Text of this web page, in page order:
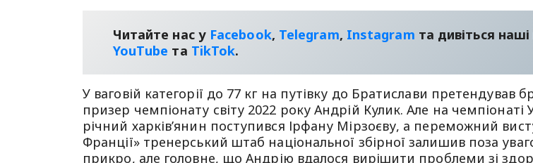
Читайте нас у Facebook, Telegram, Instagram та дивіться
YouТube та TikTok.
У ваговій категорії до 77 кг на путівку до Братислави претендував
призер чемпіонату світу 2022 року Андрій Кулик. Але на чемпіонаті
річний харків’янин поступився Ірфану Мірзоєву, а переможний
Франції» тренерський штаб національної збірної залишив поза
прикро, але головне, що Андрію вдалося вирішити проблеми зі